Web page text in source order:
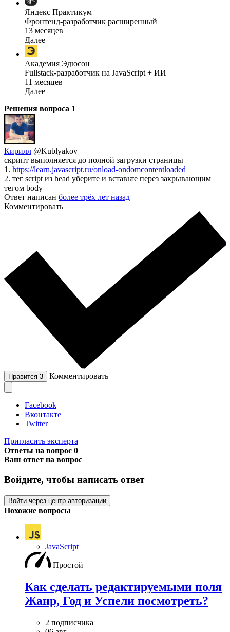
Яндекс Практикум
Фронтенд-разработчик расширенный
13 месяцев
Далее
Академия Эдюсон
Fullstack-разработчик на JavaScript + ИИ
11 месяцев
Далее
Решения вопроса 1
Кирилл @Kublyakov
скрипт выполняется до полной загрузки страницы
1. https://learn.javascript.ru/onload-ondomcontentloaded
2. тег script из head уберите и вставьте перез закрывающим
тегом body
Ответ написан более трёх лет назад
Комментировать
Нравится 3 Комментировать
Facebook
Вконтакте
Twitter
Пригласить эксперта
Ответы на вопрос 0
Ваш ответ на вопрос
Войдите, чтобы написать ответ
Войти через центр авторизации
Похожие вопросы
JavaScript
Простой
Как сделать редактируемыми поля
Жанр, Год и Успели посмотреть?
2 подписчика